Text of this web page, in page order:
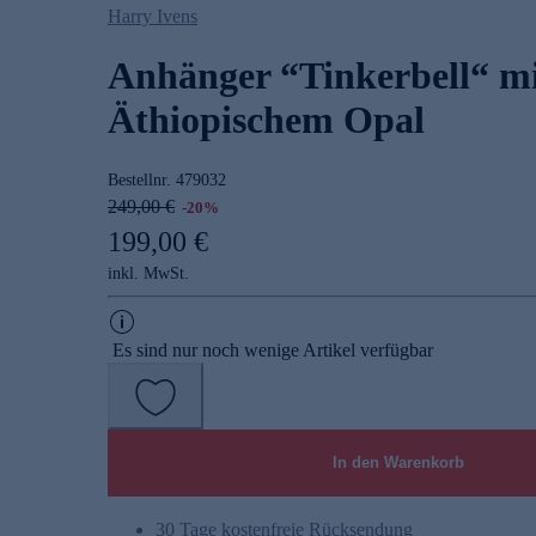
Harry Ivens
Anhänger “Tinkerbell“
Äthiopischem Opal
Bestellnr. 479032
249,00 € -20%
199,00 €
inkl. MwSt.
Es sind nur noch wenige Artikel verfügbar
In den Warenkorb
30 Tage kostenfreie Rücksendung